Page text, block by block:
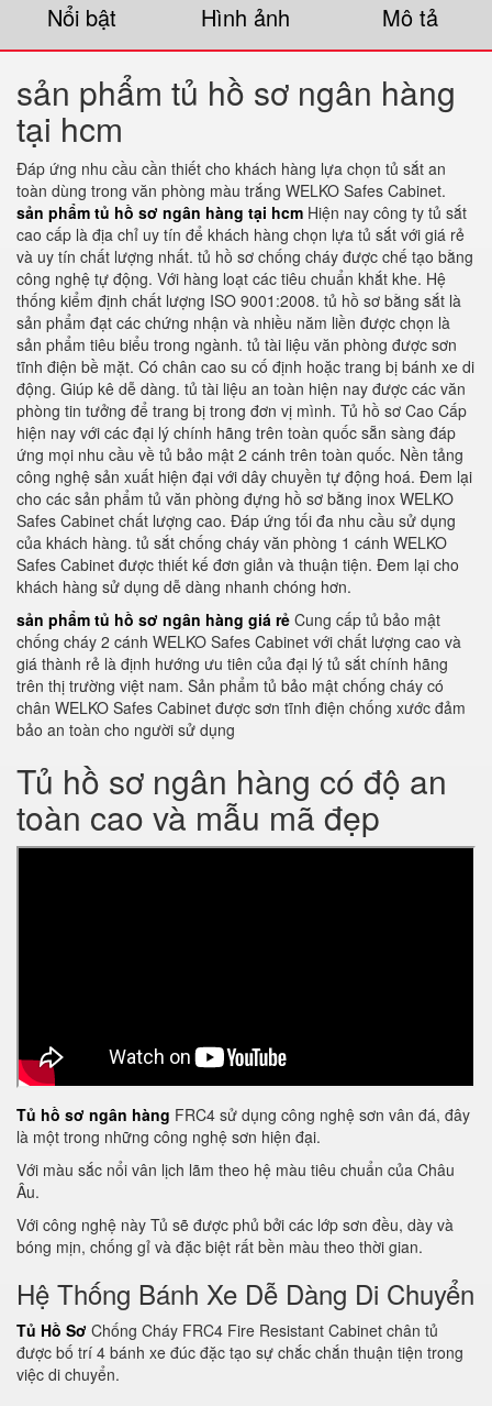
Nổi bật Hình ảnh Mô tả
sản phẩm tủ hồ sơ ngân hàng
tại hcm
Đáp ứng nhu cầu cần thiết cho khách hàng lựa chọn tủ sắt an
toàn dùng trong văn phòng màu trắng WELKO Safes Cabinet.
sản phẩm tủ hồ sơ ngân hàng tại hcm Hiện nay công ty tủ sắt
cao cấp là địa chỉ uy tín để khách hàng chọn lựa tủ sắt với giá rẻ
và uy tín chất lượng nhất. tủ hồ sơ chống cháy được chế tạo bằng
công nghệ tự động. Với hàng loạt các tiêu chuẩn khắt khe. Hệ
thống kiểm định chất lượng ISO 9001:2008. tủ hồ sơ bằng sắt là
sản phẩm đạt các chứng nhận và nhiều năm liền được chọn là
sản phẩm tiêu biểu trong ngành. tủ tài liệu văn phòng được sơn
tĩnh điện bề mặt. Có chân cao su cố định hoặc trang bị bánh xe di
động. Giúp kê dễ dàng. tủ tài liệu an toàn hiện nay được các văn
phòng tin tưởng để trang bị trong đơn vị mình. Tủ hồ sơ Cao Cấp
hiện nay với các đại lý chính hãng trên toàn quốc sẵn sàng đáp
ứng mọi nhu cầu về tủ bảo mật 2 cánh trên toàn quốc. Nền tảng
công nghệ sản xuất hiện đại với dây chuyền tự động hoá. Đem lại
cho các sản phẩm tủ văn phòng đựng hồ sơ bằng inox WELKO
Safes Cabinet chất lượng cao. Đáp ứng tối đa nhu cầu sử dụng
của khách hàng. tủ sắt chống cháy văn phòng 1 cánh WELKO
Safes Cabinet được thiết kế đơn giản và thuận tiện. Đem lại cho
khách hàng sử dụng dễ dàng nhanh chóng hơn.
sản phẩm tủ hồ sơ ngân hàng giá rẻ Cung cấp tủ bảo mật
chống cháy 2 cánh WELKO Safes Cabinet với chất lượng cao và
giá thành rẻ là định hướng ưu tiên của đại lý tủ sắt chính hãng
trên thị trường việt nam. Sản phẩm tủ bảo mật chống cháy có
chân WELKO Safes Cabinet được sơn tĩnh điện chống xước đảm
bảo an toàn cho người sử dụng
Tủ hồ sơ ngân hàng có độ an
toàn cao và mẫu mã đẹp
Tủ hồ sơ ngân hàng FRC4 sử dụng công nghệ sơn vân đá, đây
là một trong những công nghệ sơn hiện đại.
Với màu sắc nổi vân lịch lãm theo hệ màu tiêu chuẩn của Châu
Âu.
Với công nghệ này Tủ sẽ được phủ bởi các lớp sơn đều, dày và
bóng mịn, chống gỉ và đặc biệt rất bền màu theo thời gian.
Hệ Thống Bánh Xe Dễ Dàng Di Chuyển
Tủ Hồ Sơ Chống Cháy FRC4 Fire Resistant Cabinet chân tủ
được bố trí 4 bánh xe đúc đặc tạo sự chắc chắn thuận tiện trong
việc di chuyển.